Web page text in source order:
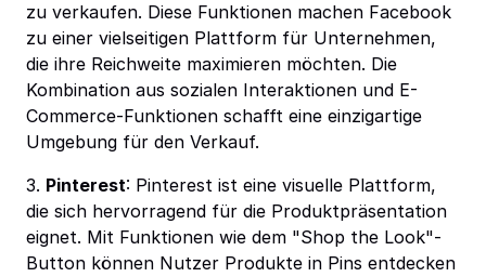
zu verkaufen. Diese Funktionen machen Facebook
zu einer vielseitigen Plattform für Unternehmen,
die ihre Reichweite maximieren möchten. Die
Kombination aus sozialen Interaktionen und E-
Commerce-Funktionen schafft eine einzigartige
Umgebung für den Verkauf.
3. Pinterest: Pinterest ist eine visuelle Plattform,
die sich hervorragend für die Produktpräsentation
eignet. Mit Funktionen wie dem "Shop the Look"-
Button können Nutzer Produkte in Pins entdecken